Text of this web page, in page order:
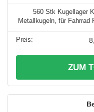
560 Stk Kugellager
Metallkugeln, für Fahrrad
ZUM